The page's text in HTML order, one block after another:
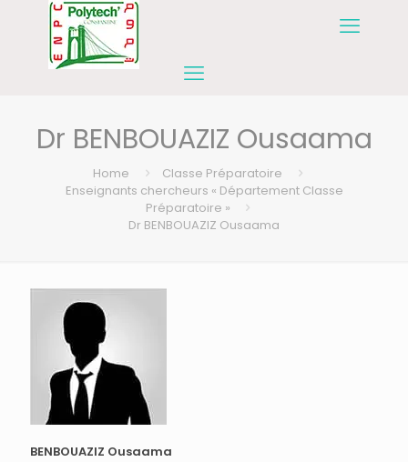
Dr BENBOUAZIZ Ousaama
Home
Classe Préparatoire
Enseignants chercheurs « Département Classe
Préparatoire »
Dr BENBOUAZIZ Ousaama
BENBOUAZIZ Ousaama